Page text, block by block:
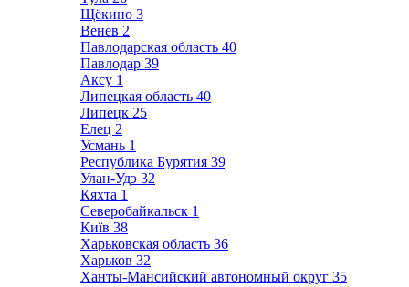
Щёкино 3
Венев 2
Павлодарская область 40
Павлодар 39
Аксу 1
Липецкая область 40
Липецк 25
Елец 2
Усмань 1
Республика Бурятия 39
Улан-Удэ 32
Кяхта 1
Северобайкальск 1
Київ 38
Харьковская область 36
Харьков 32
Ханты-Мансийский автономный округ 35